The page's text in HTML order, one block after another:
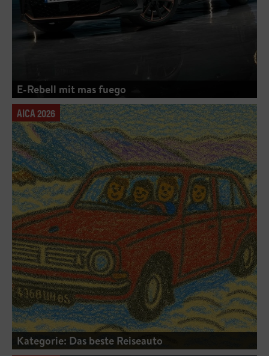
E-Rebell mit mas fuego
AICA 2026
Kategorie: Das beste Reiseauto